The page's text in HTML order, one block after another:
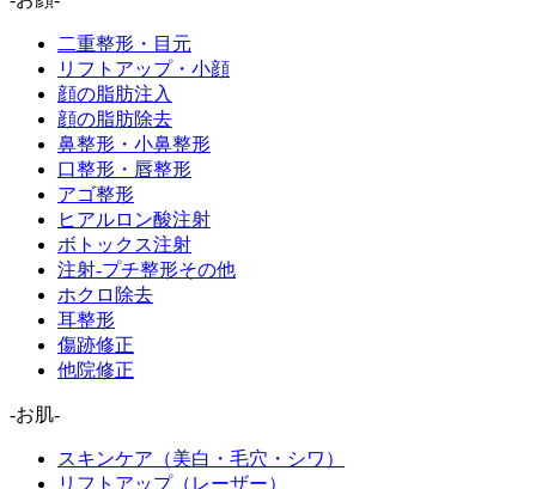
二重整形・目元
リフトアップ・小顔
顔の脂肪注入
顔の脂肪除去
鼻整形・小鼻整形
口整形・唇整形
アゴ整形
ヒアルロン酸注射
ボトックス注射
注射-プチ整形その他
ホクロ除去
耳整形
傷跡修正
他院修正
-お肌-
スキンケア（美白・毛穴・シワ）
リフトアップ（レーザー）